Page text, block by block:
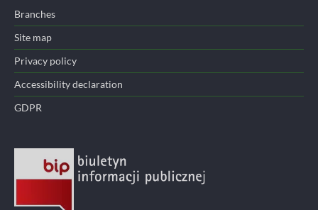
Branches
Site map
Privacy policy
Accessibility declaration
GDPR